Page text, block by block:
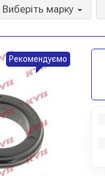
Виберіть марку
Рекомендуємо